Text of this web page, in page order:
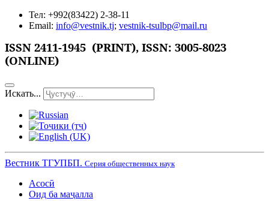
Тел: +992(83422) 2-38-11
Email: info@vestnik.tj; vestnik-tsulbp@mail.ru
ISSN 2411-1945 (PRINT), ISSN: 3005-8023
(ONLINE)
Искать...
Вестник ТГУПБП. Серия общественных наук
Асосӣ
Оид ба маҷалла